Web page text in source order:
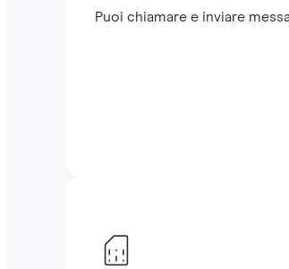
Puoi chiamare e inviare